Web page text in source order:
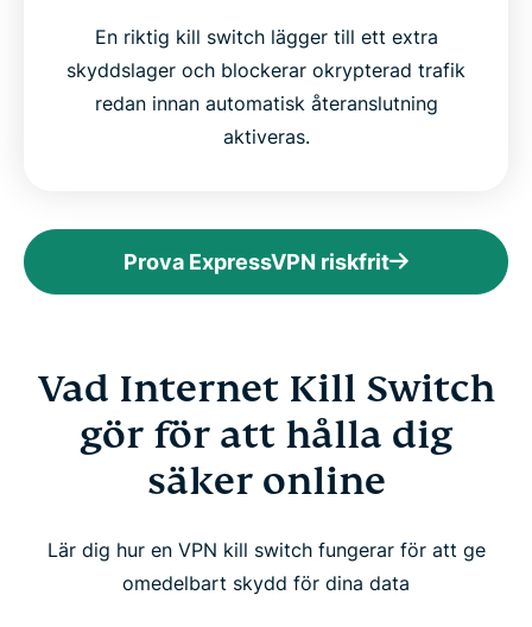
En riktig kill switch lägger till ett extra
skyddslager och blockerar okrypterad trafik
redan innan automatisk återanslutning
aktiveras.
Prova ExpressVPN riskfrit
Vad Internet Kill Switch
gör för att hålla dig
säker online
Lär dig hur en VPN kill switch fungerar för att ge
omedelbart skydd för dina data